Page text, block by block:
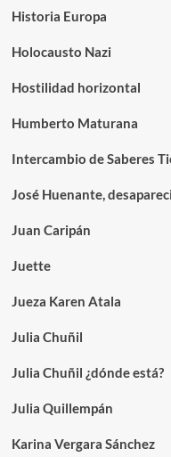
Historia Europa
Holocausto Nazi
Hostilidad horizontal
Humberto Maturana
Intercambio de Saberes
José Huenante,
Juan Caripán
Juette
Jueza Karen Atala
Julia Chuñil
Julia Chuñil ¿dónde está?
Julia Quillempán
Karina Vergara Sánchez